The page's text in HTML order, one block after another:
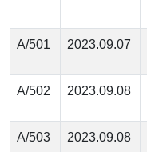
А/501 2023.09.07
А/502 2023.09.08
А/503 2023.09.08